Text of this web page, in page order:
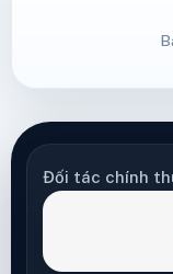
Đối tác chính